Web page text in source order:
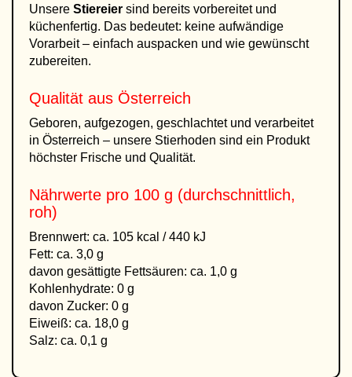
Unsere Stiereier sind bereits vorbereitet und
küchenfertig. Das bedeutet: keine aufwändige
Vorarbeit – einfach auspacken und wie gewünscht
zubereiten.
Qualität aus Österreich
Geboren, aufgezogen, geschlachtet und verarbeitet
in Österreich – unsere Stierhoden sind ein Produkt
höchster Frische und Qualität.
Nährwerte pro 100 g (durchschnittlich,
roh)
Brennwert: ca. 105 kcal / 440 kJ
Fett: ca. 3,0 g
davon gesättigte Fettsäuren: ca. 1,0 g
Kohlenhydrate: 0 g
davon Zucker: 0 g
Eiweiß: ca. 18,0 g
Salz: ca. 0,1 g